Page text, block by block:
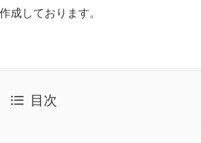
成しております。
目次